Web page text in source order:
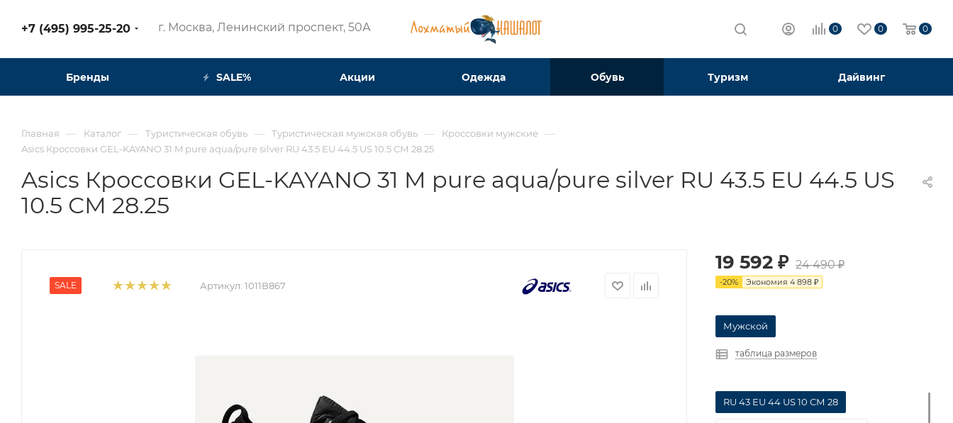
+7 (495) 995-25-20​ г. Москва, Ленинский проспект, 50А​ 0 0 0
Бренды SALE% Акции Одежда Обувь Туризм Дайвинг
Главная — Каталог — Туристическая обувь — Туристическая мужская обувь — Кроссовки мужские —
Asics Кроссовки GEL-KAYANO 31 M pure aqua/pure silver RU 43.5 EU 44.5 US 10.5 СМ 28.25
Asics Кроссовки GEL-KAYANO 31 M pure aqua/pure silver RU 43.5 EU 44.5 US
10.5 СМ 28.25
SALE Артикул: 1011B867
19 592 ₽ 24 490₽
-20% Экономия 4 898 ₽
Мужской
таблица размеров
RU 43 EU 44 US 10 СМ 28